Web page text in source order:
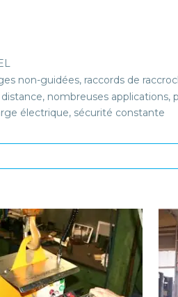
non-guidées, raccords de
nombreuses applications,
électrique, sécurité constante